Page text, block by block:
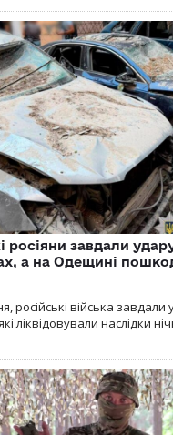
росіяни завдали
а на Одещині
російські війська завдали
ліквідовували наслідки